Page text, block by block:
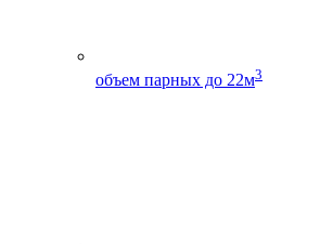
объем парных до 22м3